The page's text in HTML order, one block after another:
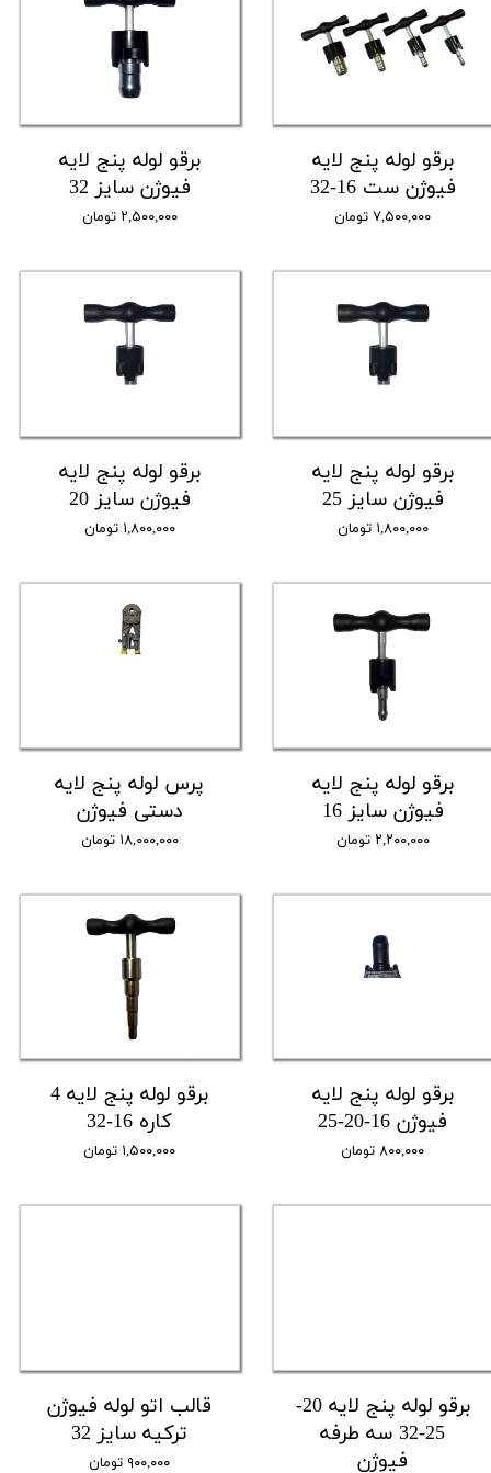
برقو لوله پنج لایه
فیوژن ست 16-32
۷,۵۰۰,۰۰۰ تومان
برقو لوله پنج لایه
فیوژن سایز 32
۲,۵۰۰,۰۰۰ تومان
برقو لوله پنج لایه
فیوژن سایز 25
۱,۸۰۰,۰۰۰ تومان
برقو لوله پنج لایه
فیوژن سایز 20
۱,۸۰۰,۰۰۰ تومان
برقو لوله پنج لایه
فیوژن سایز 16
۲,۲۰۰,۰۰۰ تومان
پرس لوله پنج لایه
دستی فیوژن
۱۸,۰۰۰,۰۰۰ تومان
برقو لوله پنج لایه
فیوژن 16-20-25
۸۰۰,۰۰۰ تومان
برقو لوله پنج لایه 4
کاره 16-32
۱,۵۰۰,۰۰۰ تومان
برقو لوله پنج لایه 20-
25-32 سه طرفه
فیوژن
قالب اتو لوله فیوژن
ترکیه سایز 32
۹۰۰,۰۰۰ تومان